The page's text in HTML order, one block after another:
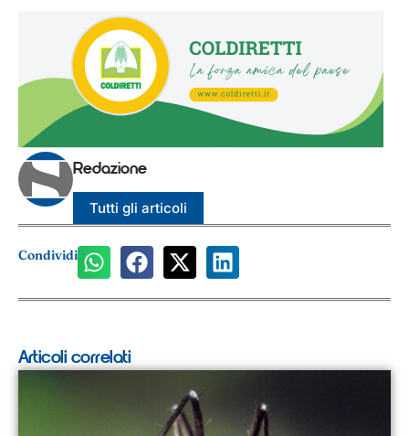
Redazione
Tutti gli articoli
Condividi
Articoli correlati